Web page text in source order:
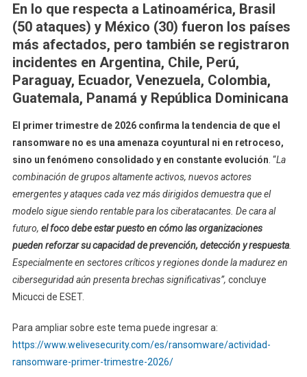
En lo que respecta a Latinoamérica, Brasil
(50 ataques) y México (30) fueron los países
más afectados, pero también se registraron
incidentes en Argentina, Chile, Perú,
Paraguay, Ecuador, Venezuela, Colombia,
Guatemala, Panamá y República Dominicana
El primer trimestre de 2026 confirma la tendencia de que el
ransomware no es una amenaza coyuntural ni en retroceso,
sino un fenómeno consolidado y en constante evolución. “La
combinación de grupos altamente activos, nuevos actores
emergentes y ataques cada vez más dirigidos demuestra que el
modelo sigue siendo rentable para los ciberatacantes. De cara al
futuro, el foco debe estar puesto en cómo las organizaciones
pueden reforzar su capacidad de prevención, detección y respuesta.
Especialmente en sectores críticos y regiones donde la madurez en
ciberseguridad aún presenta brechas significativas”, concluye
Micucci de ESET.
Para ampliar sobre este tema puede ingresar a:
https://www.welivesecurity.com/es/ransomware/actividad-
ransomware-primer-trimestre-2026/